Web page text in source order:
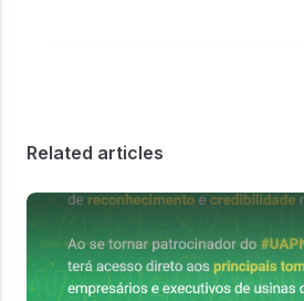
Related articles